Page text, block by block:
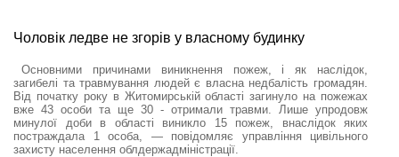
Чоловік ледве не згорів у власному будинку
Основними причинами виникнення пожеж, і як наслідок,
загибелі та травмування людей є власна недбалість громадян.
Від початку року в Житомирській області загинуло на пожежах
вже 43 особи та ще 30 - отримали травми. Лише упродовж
минулої доби в області виникло 15 пожеж, внаслідок яких
постраждала 1 особа, — повідомляє управління цивільного
захисту населення облдержадміністрації.